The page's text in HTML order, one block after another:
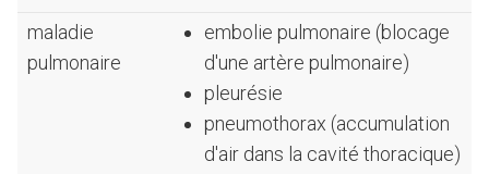
maladie
pulmonaire
embolie pulmonaire (blocage
d'une artère pulmonaire)
pleurésie
pneumothorax (accumulation
d'air dans la cavité thoracique)